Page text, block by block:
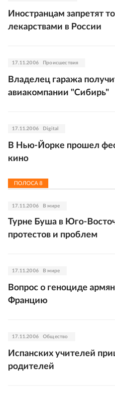
Иностранцам запретят
лекарствами в России
17.11.2006 Происшествия
Владелец гаража
авиакомпании "Сибирь"
17.11.2006 Digital
В Нью-Йорке прошел
кино
ПОЛОСА 8
17.11.2006 В мире
Турне Буша в Юго-
протестов и проблем
17.11.2006 В мире
Вопрос о геноциде
Францию
17.11.2006 Общество
Испанских учителей
родителей